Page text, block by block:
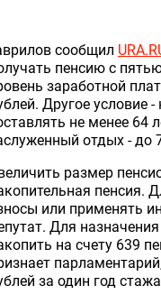
сообщил
пенсию с
заработной
Другое условие
не менее 64
отдых - до
размер
пенсия.
или применять
Для
на счету 639
за один год